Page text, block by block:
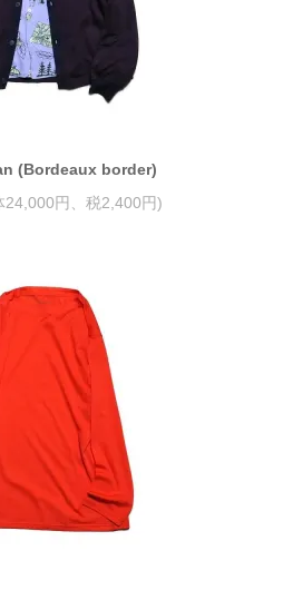
(Bordeaux border)
24,000円、税2,400円)